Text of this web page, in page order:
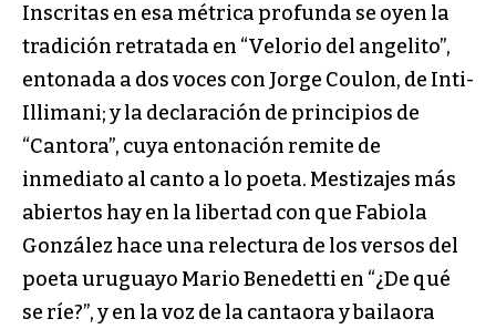
Inscritas en esa métrica profunda se oyen la
tradición retratada en “Velorio del angelito”,
entonada a dos voces con Jorge Coulon, de Inti-
Illimani; y la declaración de principios de
“Cantora”, cuya entonación remite de
inmediato al canto a lo poeta. Mestizajes más
abiertos hay en la libertad con que Fabiola
González hace una relectura de los versos del
poeta uruguayo Mario Benedetti en “¿De qué
se ríe?”, y en la voz de la cantaora y bailaora